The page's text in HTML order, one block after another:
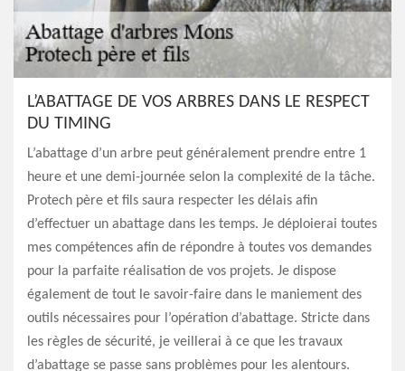
L’ABATTAGE DE VOS ARBRES DANS LE RESPECT
DU TIMING
L’abattage d’un arbre peut généralement prendre entre 1
heure et une demi-journée selon la complexité de la tâche.
Protech père et fils saura respecter les délais afin
d’effectuer un abattage dans les temps. Je déploierai toutes
mes compétences afin de répondre à toutes vos demandes
pour la parfaite réalisation de vos projets. Je dispose
également de tout le savoir-faire dans le maniement des
outils nécessaires pour l’opération d’abattage. Stricte dans
les règles de sécurité, je veillerai à ce que les travaux
d’abattage se passe sans problèmes pour les alentours.